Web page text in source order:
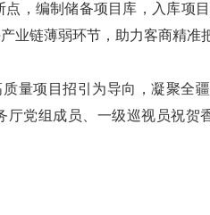
，编制储备项目库，入库项
业链薄弱环节，助力客商精准
项目招引为导向，凝聚全疆
厅党组成员、一级巡视员祝